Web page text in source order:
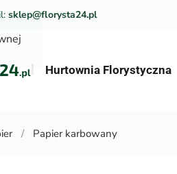
sklep@florysta24.pl
Hurtownia Florystyczna
Papier karbowany